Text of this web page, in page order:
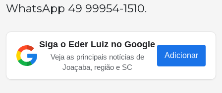
WhatsApp 49 99954-1510.
Siga o Eder Luiz no Google
Veja as principais notícias de
Joaçaba, região e SC
Adicionar